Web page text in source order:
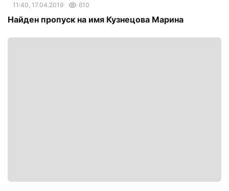
11:40, 17.04.2019 610
Найден пропуск на имя Кузнецова Марина